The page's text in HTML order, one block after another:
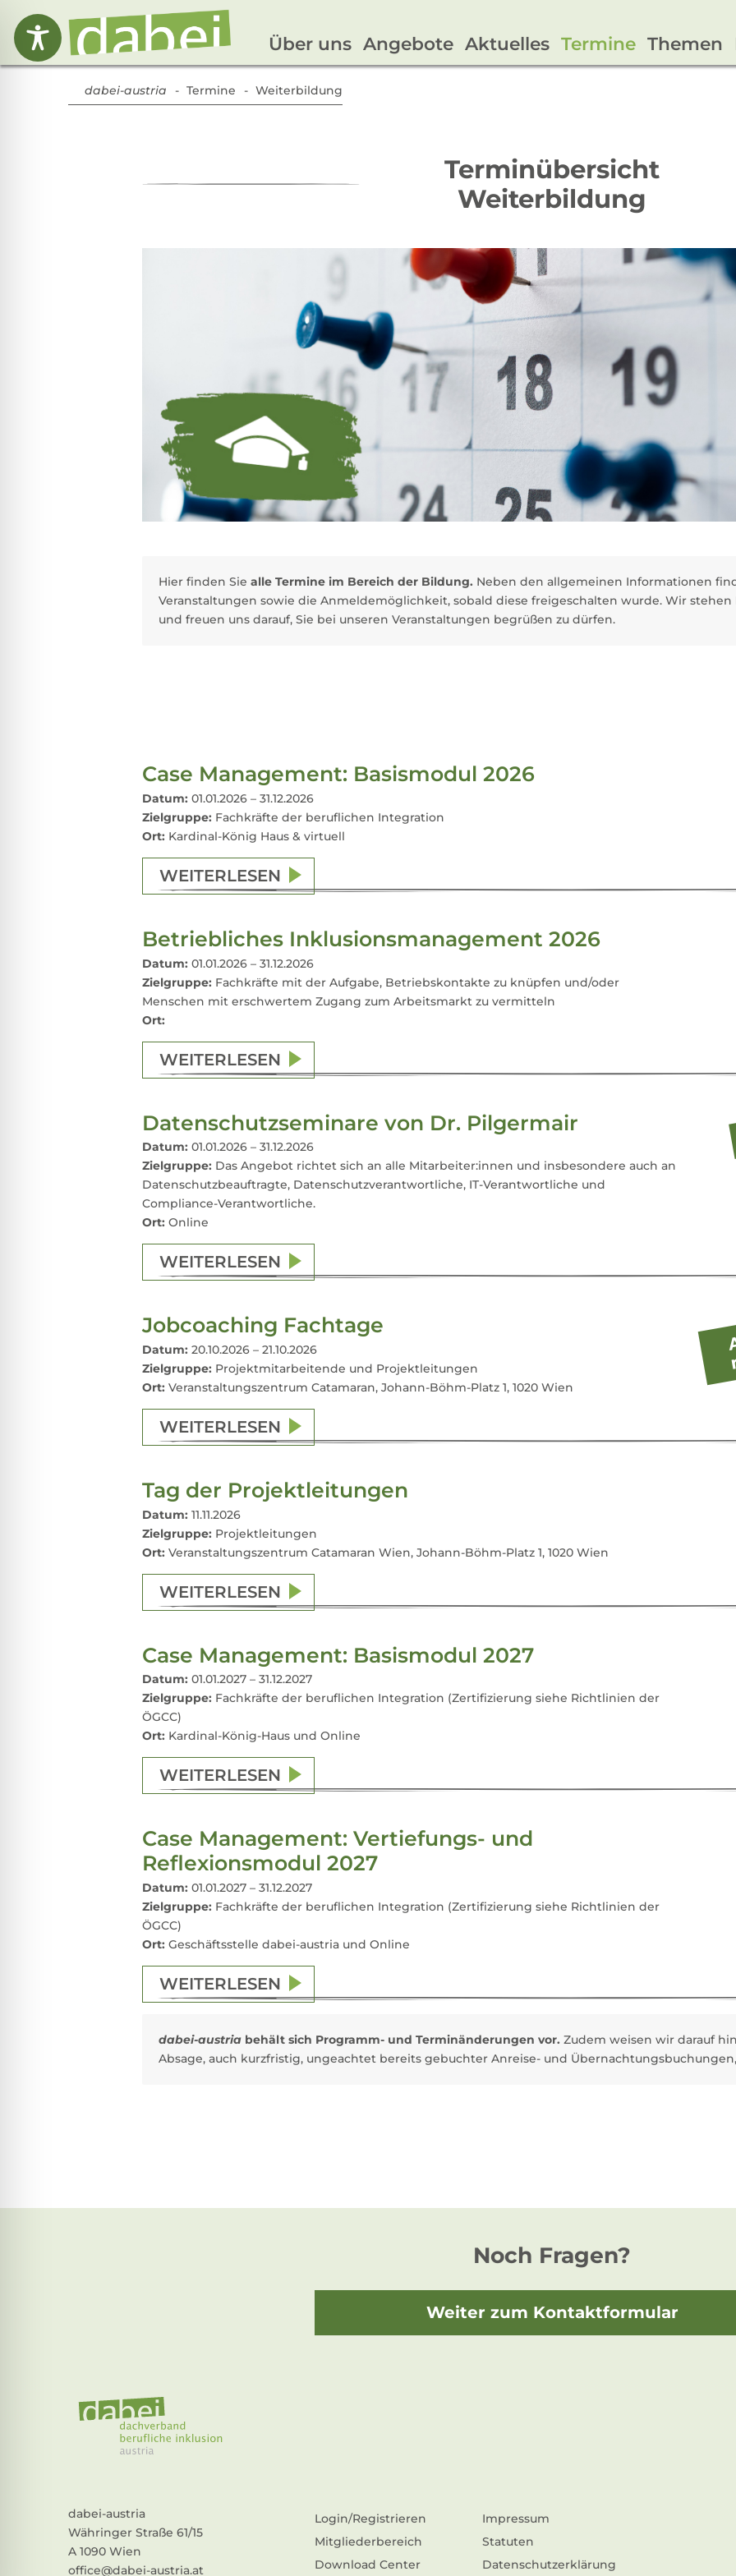
Über uns Angebote Aktuelles Termine Themen
dabei-austria Termine Weiterbildung
Terminübersicht
Weiterbildung
Hier finden Sie alle Termine im Bereich der Bildung. Neben den allgemeinen Informationen
Veranstaltungen sowie die Anmeldemöglichkeit, sobald diese freigeschalten wurde. Wir
und freuen uns darauf, Sie bei unseren Veranstaltungen begrüßen zu dürfen.
Case Management: Basismodul 2026
Datum: 01.01.2026 – 31.12.2026
Zielgruppe: Fachkräfte der beruflichen Integration
Ort: Kardinal-König Haus & virtuell
WEITERLESEN
Betriebliches Inklusionsmanagement 2026
Datum: 01.01.2026 – 31.12.2026
Zielgruppe: Fachkräfte mit der Aufgabe, Betriebskontakte zu knüpfen und/oder
Menschen mit erschwertem Zugang zum Arbeitsmarkt zu vermitteln
Ort:
WEITERLESEN
Datenschutzseminare von Dr. Pilgermair
Datum: 01.01.2026 – 31.12.2026
Zielgruppe: Das Angebot richtet sich an alle Mitarbeiter:innen und insbesondere auch an
Datenschutzbeauftragte, Datenschutzverantwortliche, IT-Verantwortliche und
Compliance-Verantwortliche.
Ort: Online
WEITERLESEN
Jobcoaching Fachtage
Datum: 20.10.2026 – 21.10.2026
Zielgruppe: Projektmitarbeitende und Projektleitungen
Ort: Veranstaltungszentrum Catamaran, Johann-Böhm-Platz 1, 1020 Wien
WEITERLESEN
Tag der Projektleitungen
Datum: 11.11.2026
Zielgruppe: Projektleitungen
Ort: Veranstaltungszentrum Catamaran Wien, Johann-Böhm-Platz 1, 1020 Wien
WEITERLESEN
Case Management: Basismodul 2027
Datum: 01.01.2027 – 31.12.2027
Zielgruppe: Fachkräfte der beruflichen Integration (Zertifizierung siehe Richtlinien der
ÖGCC)
Ort: Kardinal-König-Haus und Online
WEITERLESEN
Case Management: Vertiefungs- und
Reflexionsmodul 2027
Datum: 01.01.2027 – 31.12.2027
Zielgruppe: Fachkräfte der beruflichen Integration (Zertifizierung siehe Richtlinien der
ÖGCC)
Ort: Geschäftsstelle dabei-austria und Online
WEITERLESEN
dabei-austria behält sich Programm- und Terminänderungen vor. Zudem weisen wir darauf
Absage, auch kurzfristig, ungeachtet bereits gebuchter Anreise- und
Noch Fragen?
Weiter zum Kontaktformular
dabei-austria
Währinger Straße 61/15
A 1090 Wien
office@dabei-austria.at
Login/Registrieren
Mitgliederbereich
Download Center
Impressum
Statuten
Datenschutzerklärung